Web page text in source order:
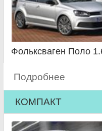
Фольксваген Поло
Подробнее
КОМПАКТ